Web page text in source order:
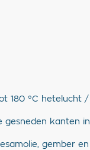
180 °C hetelucht /
gesneden kanten
gember